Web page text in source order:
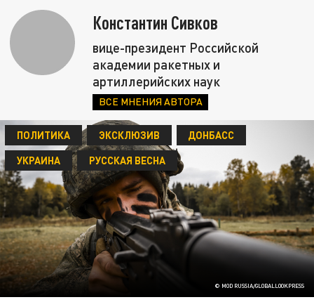
Константин Сивков
вице-президент Российской
академии ракетных и
артиллерийских наук
ВСЕ МНЕНИЯ АВТОРА
© MOD RUSSIA/GLOBALLOOKPRESS
ПОЛИТИКА ЭКСКЛЮЗИВ
ДОНБАСС
УКРАИНА
РУССКАЯ ВЕСНА